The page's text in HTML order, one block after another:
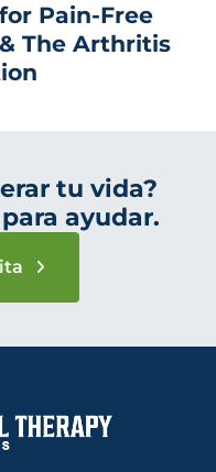
Pain-Free
The Arthritis
tu vida?
ayudar.